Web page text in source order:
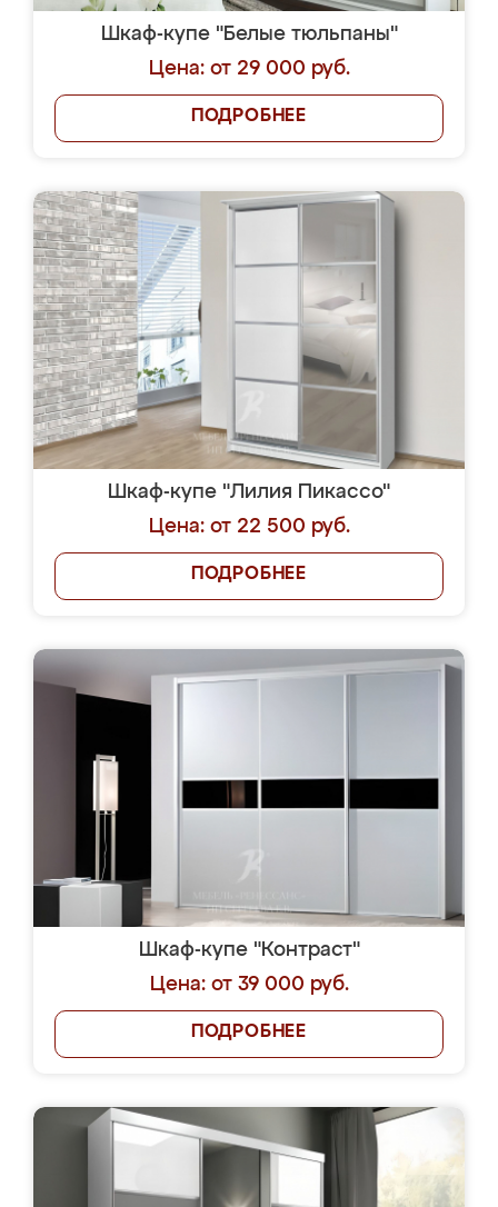
Шкаф-купе "Белые тюльпаны"
Цена: от 29 000 руб.
ПОДРОБНЕЕ
Шкаф-купе "Лилия Пикассо"
Цена: от 22 500 руб.
ПОДРОБНЕЕ
Шкаф-купе "Контраст"
Цена: от 39 000 руб.
ПОДРОБНЕЕ